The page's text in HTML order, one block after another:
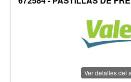
Ver detalles del